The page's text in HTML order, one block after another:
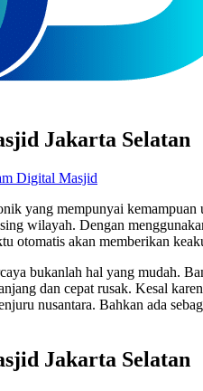
Jakarta Selatan
Digital Masjid
yang mempunyai
wilayah. Dengan
otomatis akan memberikan
bukanlah hal yang mudah.
dan cepat rusak. Kesal
nusantara. Bahkan ada
Jakarta Selatan